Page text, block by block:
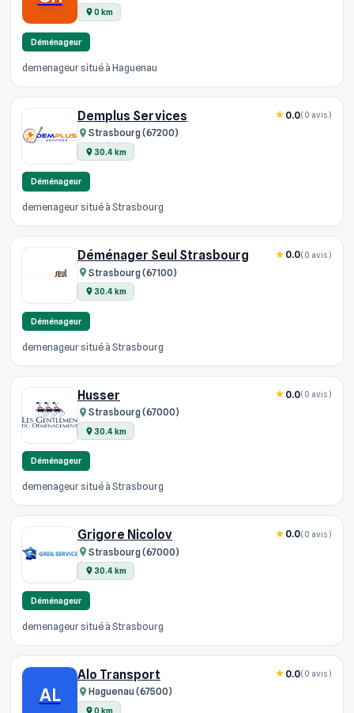
0 km
Déménageur
demenageur situé à Haguenau
Demplus Services
Strasbourg (67200)
30.4 km
0.0(0 avis)
Déménageur
demenageur situé à Strasbourg
Déménager Seul Strasbourg
Strasbourg (67100)
30.4 km
0.0(0 avis)
Déménageur
demenageur situé à Strasbourg
Husser
Strasbourg (67000)
30.4 km
0.0(0 avis)
Déménageur
demenageur situé à Strasbourg
Grigore Nicolov
Strasbourg (67000)
30.4 km
0.0(0 avis)
Déménageur
demenageur situé à Strasbourg
AL
Alo Transport
Haguenau (67500)
0 km
0.0(0 avis)